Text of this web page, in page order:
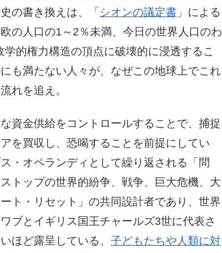
の書き換えは、「 シオンの議定書 」による
の人口の1～2％未満、今日の世界人口のわ
的権力構造の頂点に破壊的に浸透するこ
も満たない人々が、なぜこの地球上でこれ
れを追え。
資金供給をコントロールすることで、捕捉
を買収し、恐喝することを前提にしてい
・オペランディとして繰り返される「問
トップの世界的紛争、戦争、巨大危機、大
ト・リセット」の共同設計者であり、世界
ブとイギリス国王チャールズ3世に代表さ
ほど露呈している、 子どもたちや人類に対